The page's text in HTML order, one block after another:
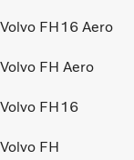
Volvo FH16 Aero
Volvo FH Aero
Volvo FH16
Volvo FH